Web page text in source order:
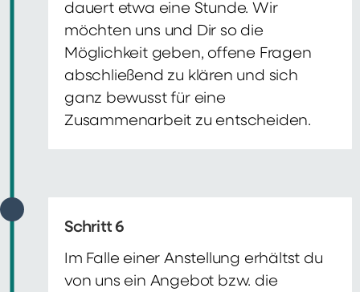
dauert etwa eine Stunde. Wir
möchten uns und Dir so die
Möglichkeit geben, offene Fragen
abschließend zu klären und sich
ganz bewusst für eine
Zusammenarbeit zu entscheiden.
Schritt 6
Im Falle einer Anstellung erhältst du
von uns ein Angebot bzw. die